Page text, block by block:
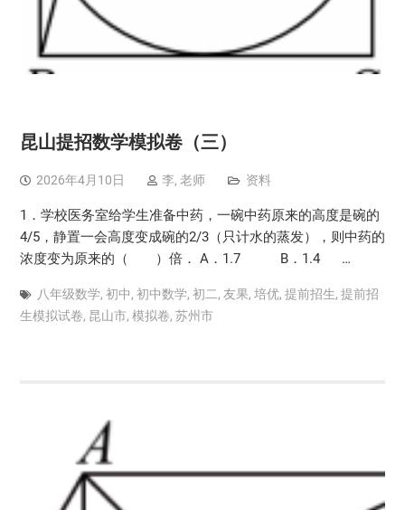
昆山提招数学模拟卷（三）
2026年4月10日 李, 老师 资料
1．学校医务室给学生准备中药，一碗中药原来的高度是碗的
4/5，静置一会高度变成碗的2/3（只计水的蒸发），则中药的
浓度变为原来的（ ）倍． A．1.7 B．1.4 …
八年级数学, 初中, 初中数学, 初二, 友果, 培优, 提前招生, 提前招
生模拟试卷, 昆山市, 模拟卷, 苏州市